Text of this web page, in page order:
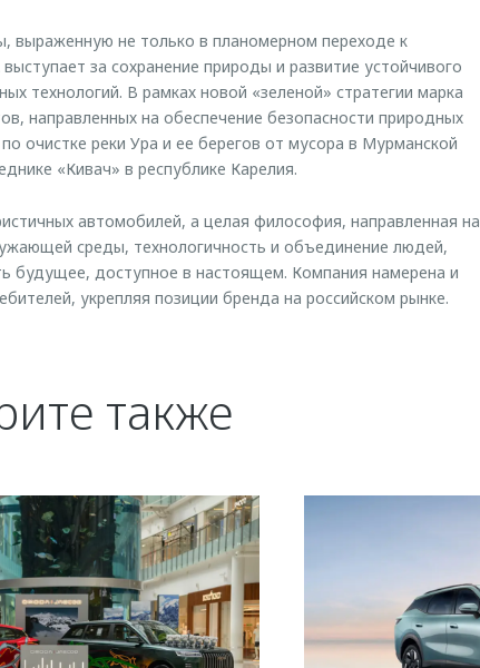
не только в планомерном переходе к
за сохранение природы и развитие устойчивого
технологий. В рамках новой «зеленой» стратегии марка
направленных на обеспечение безопасности природных
очистке реки Ура и ее берегов от мусора в Мурманской
«Кивач» в республике Карелия.
автомобилей, а целая философия, направленная на
среды, технологичность и объединение людей,
будущее, доступное в настоящем. Компания намерена и
укрепляя позиции бренда на российском рынке.
также